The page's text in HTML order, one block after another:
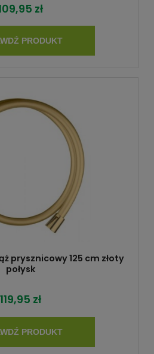
zł
PRODUKT
prysznicowy 125 cm złoty
połysk
119,95 zł
PRODUKT